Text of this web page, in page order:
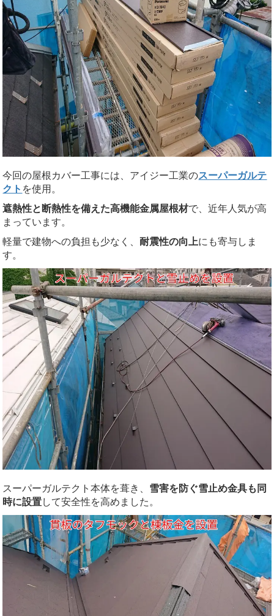
今回の屋根カバー工事には、アイジー工業のスーパーガルテ
クト を使用。
遮熱性と断熱性を備えた高機能金属屋根材で、近年人気が高
まっています。
軽量で建物への負担も少なく、耐震性の向上にも寄与しま
す。
スーパーガルテクト本体を葺き、 雪害を防ぐ雪止め金具も同
時に設置して安全性を高めました。